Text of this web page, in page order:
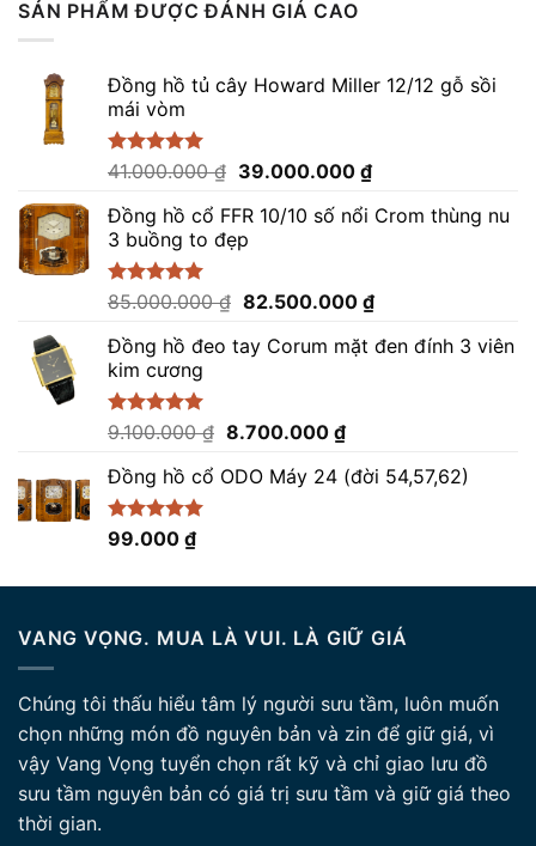
16.000.000 ₫.
SẢN PHẨM ĐƯỢC ĐÁNH GIÁ CAO
Đồng hồ tủ cây Howard Miller 12/12 gỗ sồi
mái vòm
Được xếp
5 sao
41.000.000₫ Giá
là:
41.000.000 ₫.
39.000.000 ₫Giá
tại
Đồng hồ cổ FFR 10/10 số nổi Crom thùng nu
3 buồng to đẹp
Được xếp
5 sao
85.000.000₫ Giá
là:
82.500.000 ₫Giá
tại
Đồng hồ đeo tay Corum mặt đen đính 3 viên
kim cương
Được xếp
5 sao
9.100.000₫ Giá
là:
8.700.000 ₫Giá
tại
Đồng hồ cổ ODO Máy 24 (đời 54,57,62)
Được xếp
5.00
99.000 ₫
VANG VỌNG. MUA LÀ VUI. LÀ GIỮ GIÁ
Chúng tôi thấu hiểu tâm lý người sưu tầm, luôn muốn
chọn những món đồ nguyên bản và zin để giữ giá, vì
vậy Vang Vọng tuyển chọn rất kỹ và chỉ giao lưu đồ
sưu tầm nguyên bản có giá trị sưu tầm và giữ giá theo
thời gian.